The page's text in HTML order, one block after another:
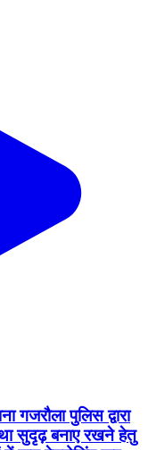
गजरौला पुलिस द्वारा
सुदृढ़ बनाए रखने हेतु